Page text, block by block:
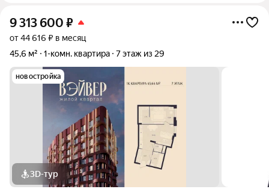
9 313 600 ₽
от 44 616 ₽ в месяц
45,6 м²
1-комн. квартира 7 этаж из 29
новостройка
3D-тур